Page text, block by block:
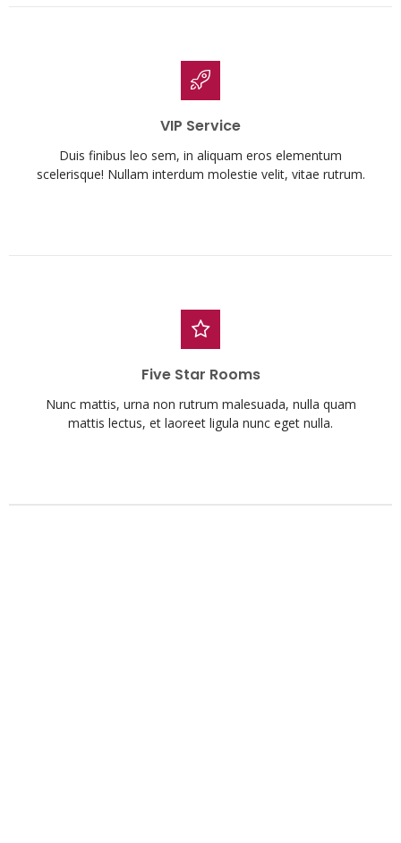
VIP Service
Duis finibus leo sem, in aliquam eros elementum
scelerisque! Nullam interdum molestie velit, vitae rutrum.
Five Star Rooms
Nunc mattis, urna non rutrum malesuada, nulla quam
mattis lectus, et laoreet ligula nunc eget nulla.